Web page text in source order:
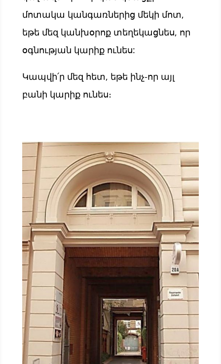
մոտակա կանգառներից մեկի մոտ,
եթե մեզ կանխօրոք տեղեկացնես, որ
օգնության կարիք ունես:
Կապվի՛ր մեզ հետ, եթե ինչ-որ այլ
բանի կարիք ունես։